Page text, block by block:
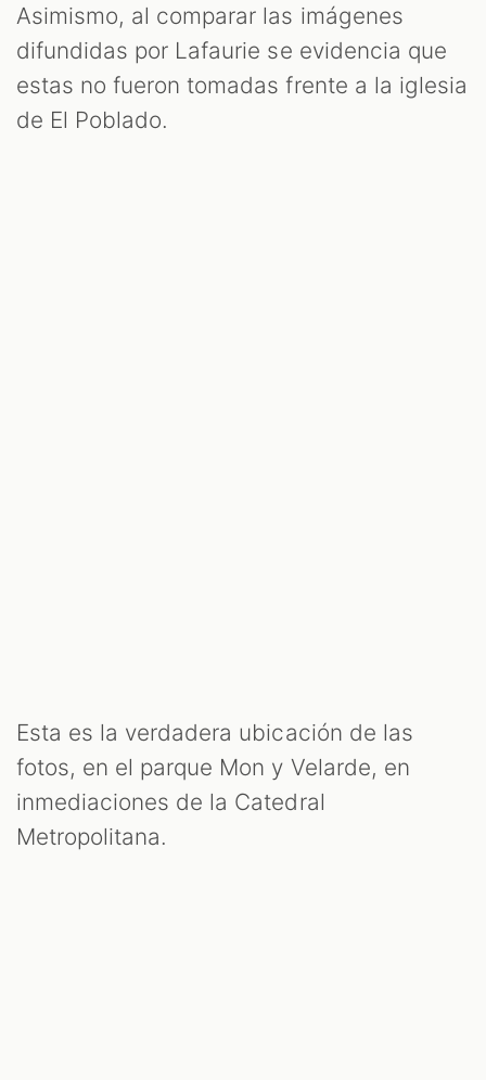
Asimismo, al comparar las imágenes
difundidas por Lafaurie se evidencia que
estas no fueron tomadas frente a la iglesia
de El Poblado.
Esta es la verdadera ubicación de las
fotos, en el parque Mon y Velarde, en
inmediaciones de la Catedral
Metropolitana.